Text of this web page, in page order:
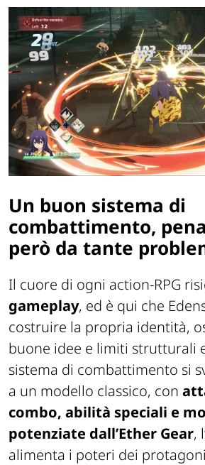
Un buon sistema di
combattimento,
però da tante
Il cuore di ogni action-RPG
gameplay, ed è qui che
costruire la propria identità,
buone idee e limiti strutturali
sistema di combattimento si
a un modello classico, con
combo, abilità speciali e
potenziate dall’Ether Gear,
alimenta i poteri dei